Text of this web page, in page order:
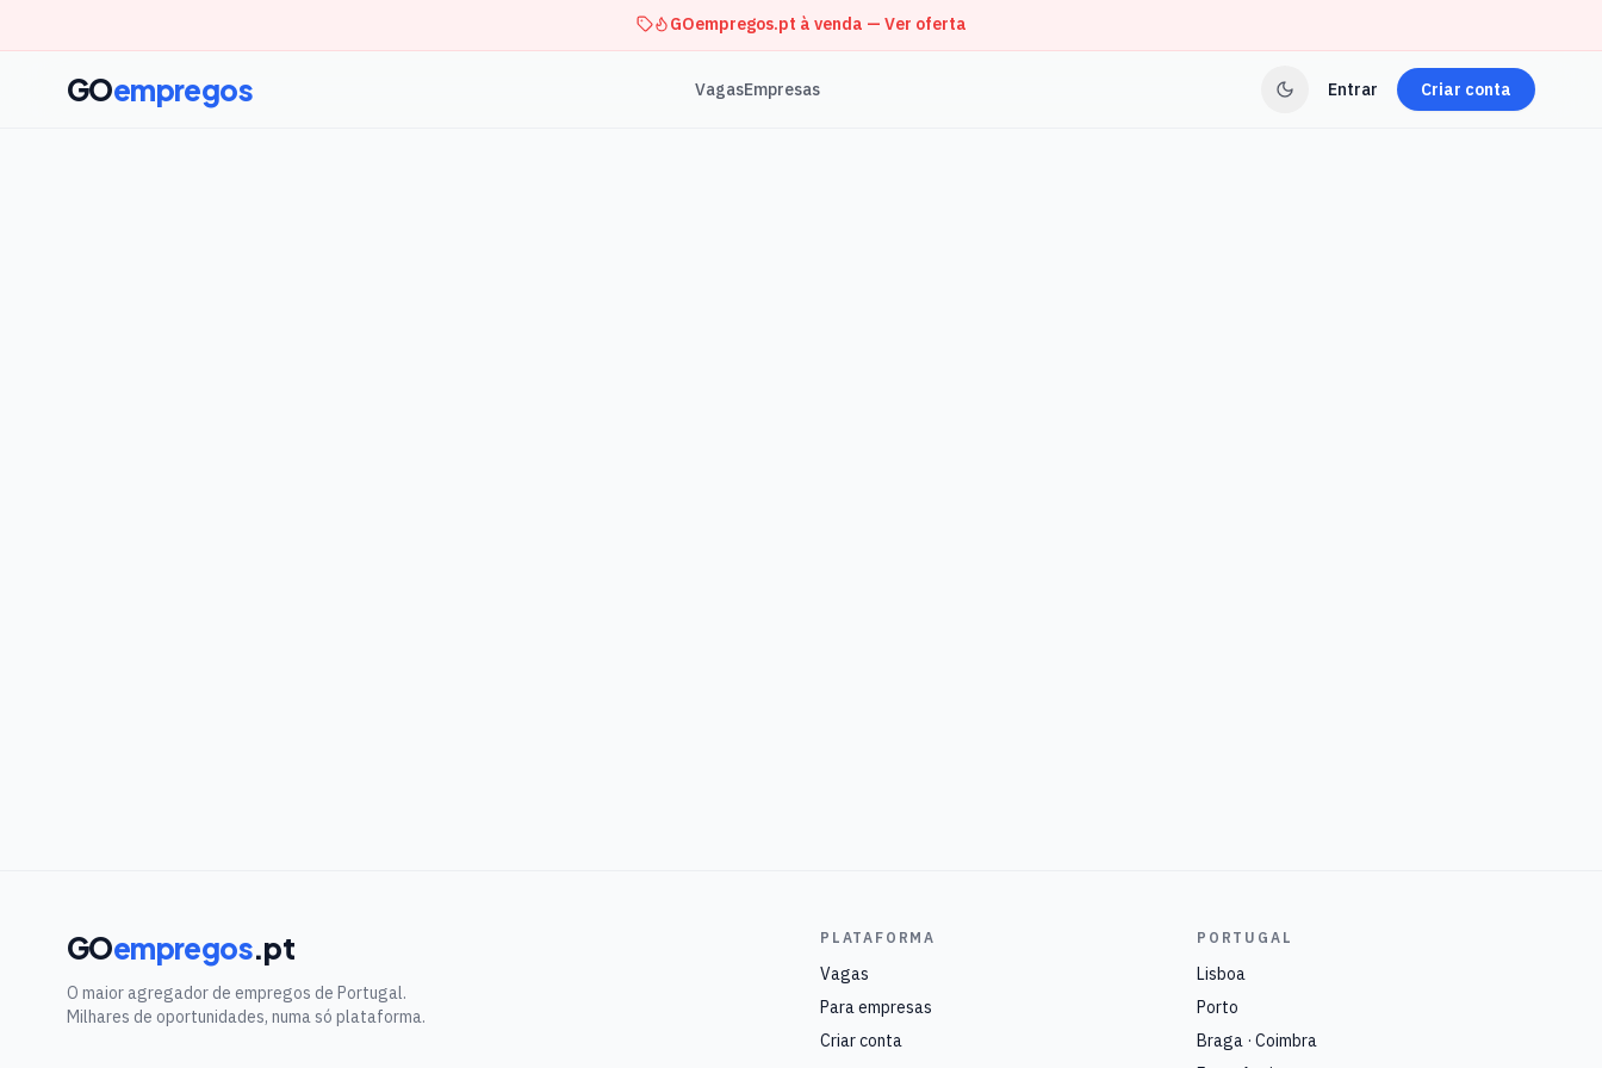
GOempregos.pt à venda — Ver oferta
GOempregos VagasEmpresas Entrar Criar conta
GOempregos.pt
O maior agregador de empregos de Portugal.
Milhares de oportunidades, numa só plataforma.
PLATAFORMA
Vagas
Para empresas
Criar conta
PORTUGAL
Lisboa
Porto
Braga · Coimbra